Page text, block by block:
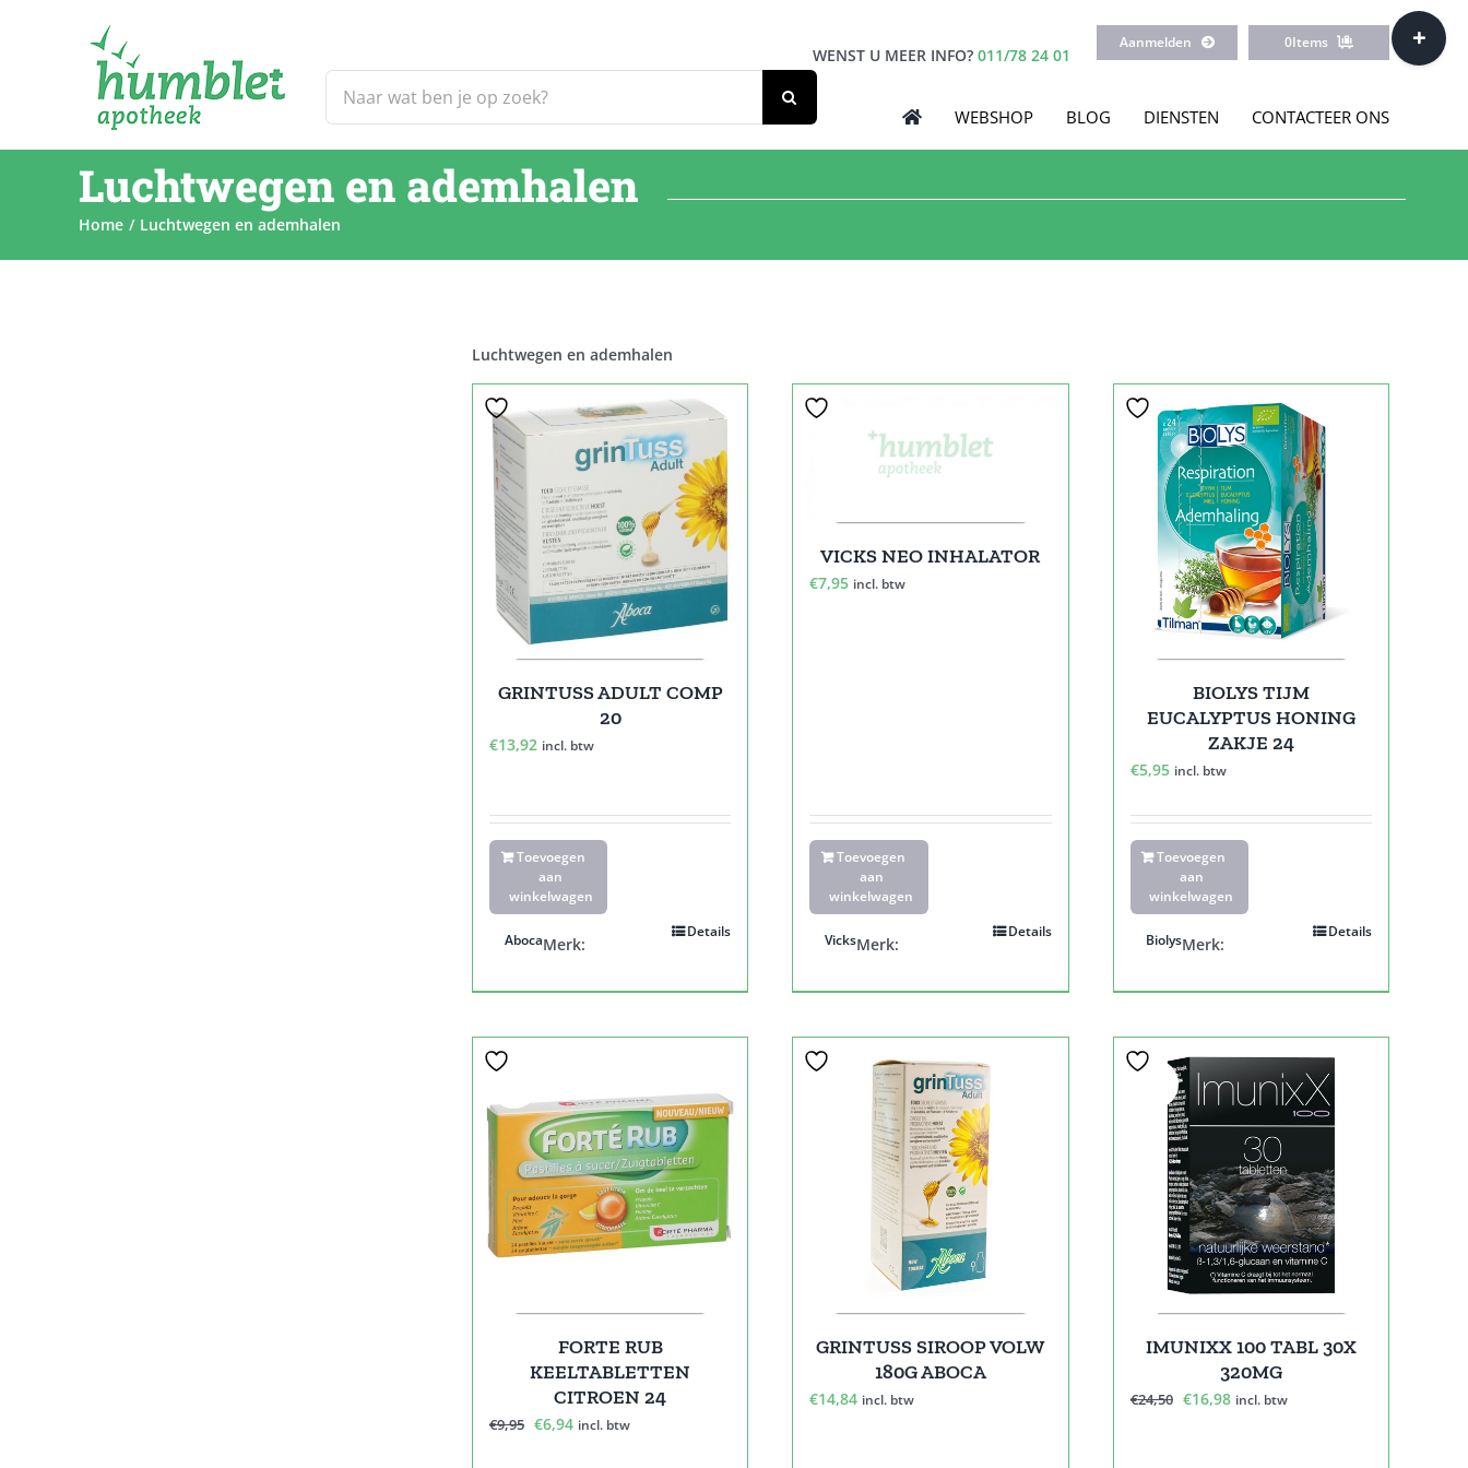
naar:
WENST U MEER INFO? 011/78 24 01
Aanmelden 0Items
WEBSHOP BLOG DIENSTEN CONTACTEER ONS
Luchtwegen en ademhalen
Home Luchtwegen en ademhalen
Luchtwegen en ademhalen
GRINTUSS ADULT COMP
20
€13,92 incl. btw
Toevoegen
aan
winkelwagen
Details
Merk:
Aboca
VICKS NEO INHALATOR
€7,95 incl. btw
Toevoegen
aan
winkelwagen
Details
Merk:
Vicks
BIOLYS TIJM
EUCALYPTUS HONING
ZAKJE 24
€5,95 incl. btw
Toevoegen
aan
winkelwagen
Details
Merk:
Biolys
FORTE RUB
KEELTABLETTEN
CITROEN 24
€9,95 Oorspronkelijke
€6,94Huidige
incl. btw
GRINTUSS SIROOP VOLW
180G ABOCA
€14,84 incl. btw
IMUNIXX 100 TABL 30X
320MG
€24,50 Oorspronkelijke
€16,98Huidige
incl. btw
Toggle
Sliding